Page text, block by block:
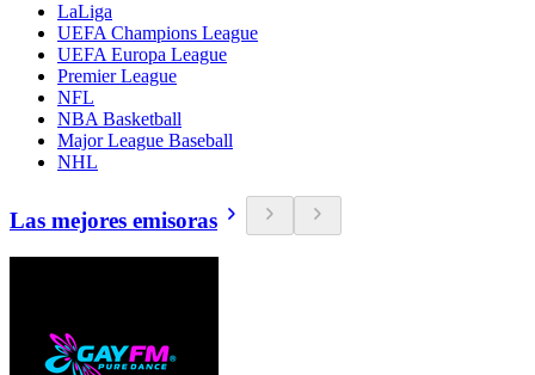
LaLiga
UEFA Champions League
UEFA Europa League
Premier League
NFL
NBA Basketball
Major League Baseball
NHL
Las mejores emisoras